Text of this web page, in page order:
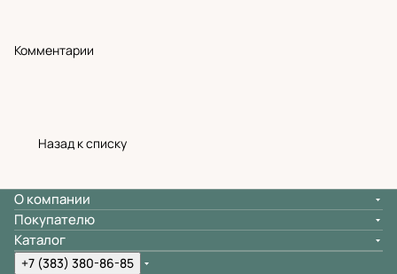
Комментарии
Назад к списку
О компании
Покупателю
Каталог
+7 (383) 380-86-85